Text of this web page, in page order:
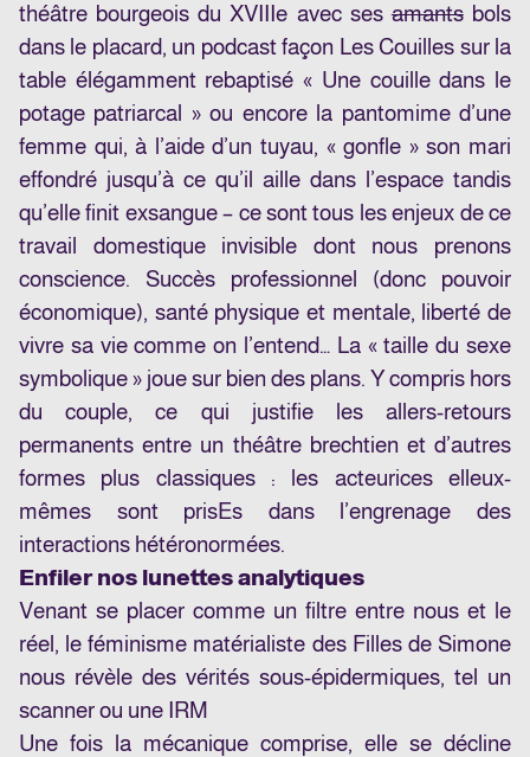
théâtre bourgeois du XVIIIe avec sesamantsbols
dans le placard, un podcast façon Les Couilles sur la
table élégamment rebaptisé « Une couille dans le
potage patriarcal » ou encore la pantomime d’une
femme qui, à l’aide d’un tuyau, « gonfle » son mari
effondré jusqu’à ce qu’il aille dans l’espace tandis
qu’elle finit exsangue – ce sont tous les enjeux de ce
travail domestique invisible dont nous prenons
conscience. Succès professionnel (donc pouvoir
économique), santé physique et mentale, liberté de
vivre sa vie comme on l’entend… La « taille du sexe
symbolique » joue sur bien des plans. Y compris hors
du couple, ce qui justifie les allers-retours
permanents entre un théâtre brechtien et d’autres
formes plus classiques : les acteurices elleux-
mêmes sont prisEs dans l’engrenage des
interactions hétéronormées.
Enfiler nos lunettes analytiques
Venant se placer comme un filtre entre nous et le
réel, le féminisme matérialiste des Filles de Simone
nous révèle des vérités sous-épidermiques, tel un
scanner ou une IRM
Une fois la mécanique comprise, elle se décline